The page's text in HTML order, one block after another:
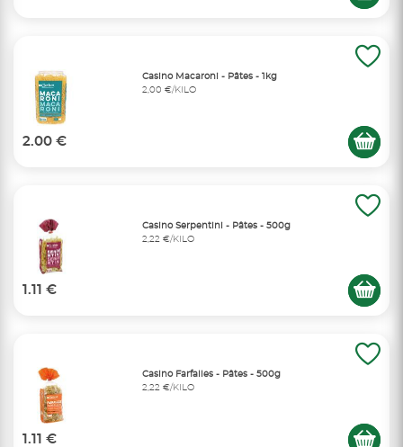
Casino Macaroni - Pâtes - 1kg
2,00 €/KILO
2.00 €
Casino Serpentini - Pâtes - 500g
2,22 €/KILO
1.11 €
Casino Farfalles - Pâtes - 500g
2,22 €/KILO
1.11 €